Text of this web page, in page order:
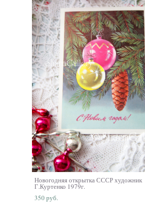
Новогодняя открытка СССР художник
Г.Куртенко 1979г.
350 pуб.